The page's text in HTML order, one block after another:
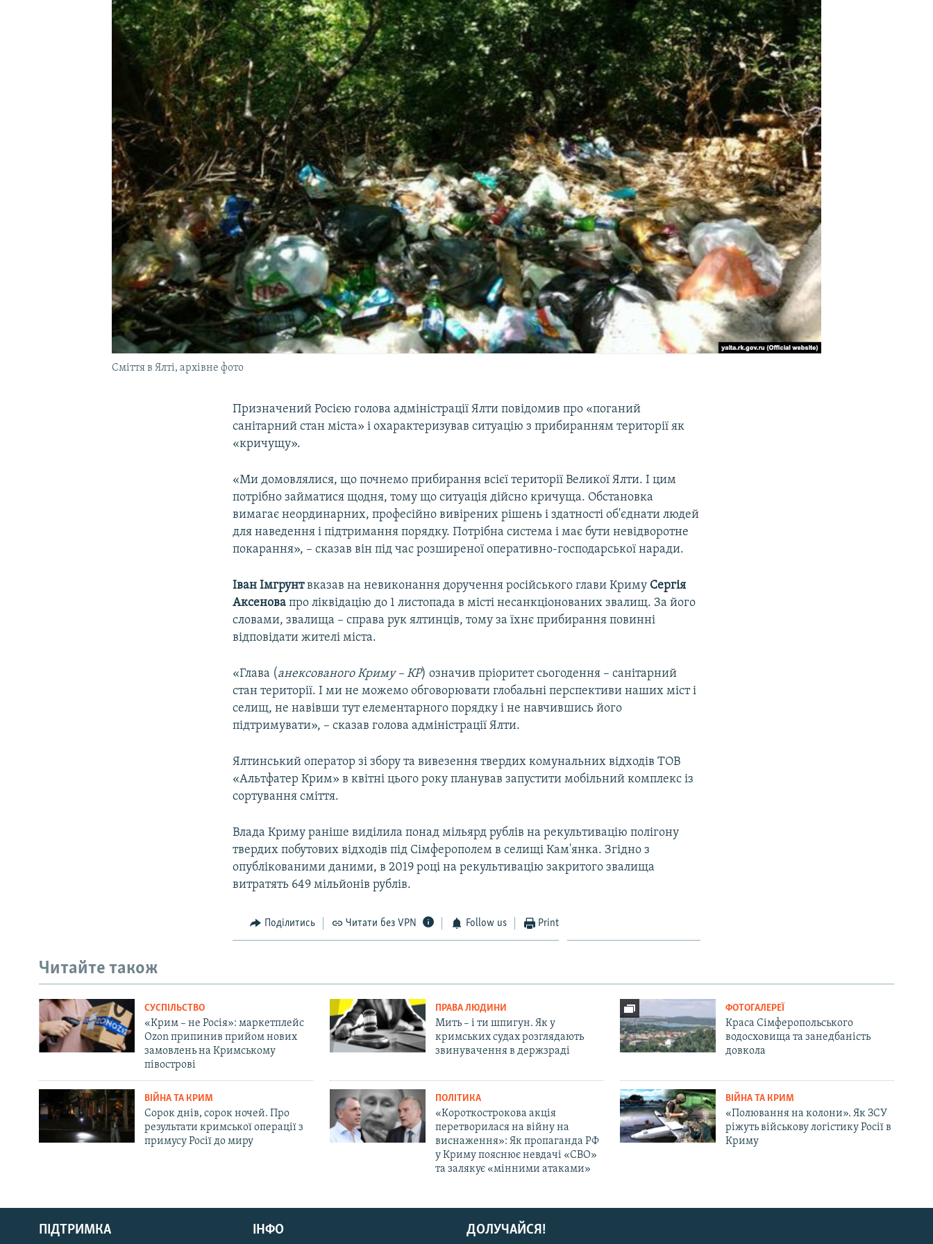
УКРАЇНСЬКА ПРОБЛЕМА КРИМУ
Русский
Qırımtatar
Сміття в Ялті, архівне фото
Призначений Росією голова адміністрації Ялти повідомив про «поганий
санітарний стан міста» і охарактеризував ситуацію з прибиранням території як
«кричущу».
«Ми домовлялися, що почнемо прибирання всієї території Великої Ялти. І цим
потрібно займатися щодня, тому що ситуація дійсно кричуща. Обстановка
вимагає неординарних, професійно вивірених рішень і здатності об'єднати людей
для наведення і підтримання порядку. Потрібна система і має бути невідворотне
покарання», – сказав він під час розширеної оперативно-господарської наради.
Іван Імгрунтвказав на невиконання доручення російського глави Криму Сергія
Аксеновапро ліквідацію до 1 листопада в місті несанкціонованих звалищ. За його
словами, звалища – справа рук ялтинців, тому за їхнє прибирання повинні
відповідати жителі міста.
«Глава (анексованого Криму – КР) означив пріоритет сьогодення – санітарний
стан території. І ми не можемо обговорювати глобальні перспективи наших міст і
селищ, не навівши тут елементарного порядку і не навчившись його
підтримувати», – сказав голова адміністрації Ялти.
Ялтинський оператор зі збору та вивезення твердих комунальних відходів ТОВ
«Альтфатер Крим» в квітні цього року планував запустити мобільний комплекс із
сортування сміття.
Влада Криму раніше виділила понад мільярд рублів на рекультивацію полігону
твердих побутових відходів під Сімферополем в селищі Кам'янка. Згідно з
опублікованими даними, в 2019 році на рекультивацію закритого звалища
витратять 649 мільйонів рублів.
Поділитись Читати без VPN Follow us Print
Читайте також
СУСПІЛЬСТВО
«Крим – не Росія»: маркетплейс
Ozon припинив прийом нових
замовлень на Кримському
півострові
ПРАВА ЛЮДИНИ
Мить – і ти шпигун. Як у
кримських судах розглядають
звинувачення в держзраді
ФОТОГАЛЕРЕЇ
Краса Сімферопольського
водосховища та занедбаність
довкола
ВІЙНА ТА КРИМ
Сорок днів, сорок ночей. Про
результати кримської операції з
примусу Росії до миру
ПОЛІТИКА
«Короткострокова акція
перетворилася на війну на
виснаження»: Як пропаганда РФ
у Криму пояснює невдачі «СВО»
та залякує «мінними атаками»
ВІЙНА ТА КРИМ
«Полювання на колони». Як ЗСУ
ріжуть військову логістику Росії в
Криму
ДОЛУЧАЙСЯ!
ПІДТРИМКА ІНФО